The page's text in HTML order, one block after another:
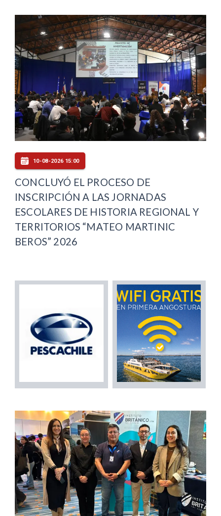
10-08-2026 15:00
CONCLUYÓ EL PROCESO DE
INSCRIPCIÓN A LAS JORNADAS
ESCOLARES DE HISTORIA REGIONAL Y
TERRITORIOS “MATEO MARTINIC
BEROS” 2026